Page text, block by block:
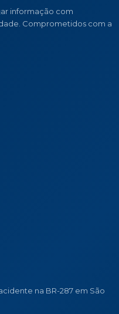
informação com
Comprometidos com a
na BR-287 em São